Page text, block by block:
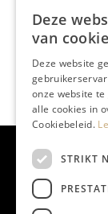
Deze
van
Deze website
onze website
alle cookies in
Cookiebeleid.
STRIKT